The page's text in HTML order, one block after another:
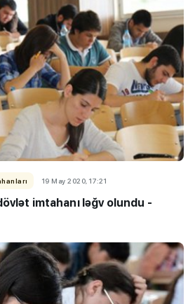
19 May 2020, 17:21
imtahanı ləğv olundu -